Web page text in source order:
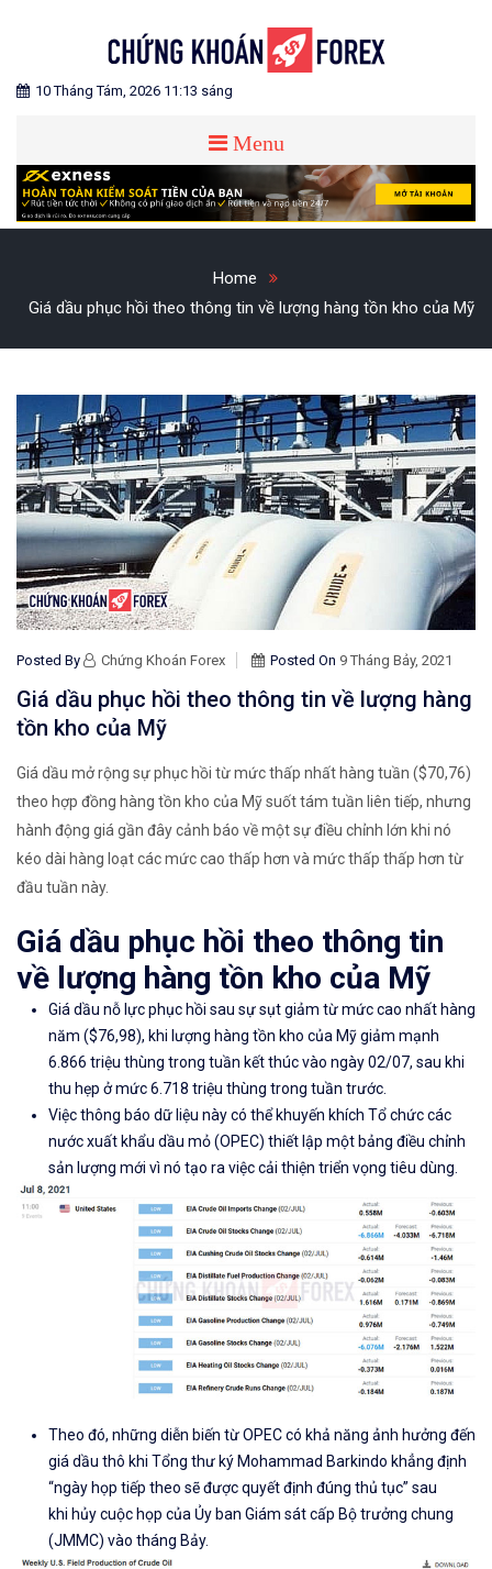
CHỨNG KHOÁN FOREX
Blog chia sẻ về Chứng Khoán và Forex
10 Tháng Tám, 2026 11:13 sáng
Menu
Home
Giá dầu phục hồi theo thông tin về lượng hàng tồn kho của Mỹ
Posted By Chứng Khoán Forex Posted On 9 Tháng Bảy, 2021
Giá dầu phục hồi theo thông tin về lượng hàng
tồn kho của Mỹ
Giá dầu mở rộng sự phục hồi từ mức thấp nhất hàng tuần ($70,76)
theo hợp đồng hàng tồn kho của Mỹ suốt tám tuần liên tiếp, nhưng
hành động giá gần đây cảnh báo về một sự điều chỉnh lớn khi nó
kéo dài hàng loạt các mức cao thấp hơn và mức thấp thấp hơn từ
đầu tuần này.
Giá dầu phục hồi theo thông tin
về lượng hàng tồn kho của Mỹ
Giá dầu nỗ lực phục hồi sau sự sụt giảm từ mức cao nhất hàng
năm ($76,98), khi lượng hàng tồn kho của Mỹ giảm mạnh
6.866 triệu thùng trong tuần kết thúc vào ngày 02/07, sau khi
thu hẹp ở mức 6.718 triệu thùng trong tuần trước.
Việc thông báo dữ liệu này có thể khuyến khích Tổ chức các
nước xuất khẩu dầu mỏ (OPEC) thiết lập một bảng điều chỉnh
sản lượng mới vì nó tạo ra việc cải thiện triển vọng tiêu dùng.
Theo đó, những diễn biến từ OPEC có khả năng ảnh hưởng đến
giá dầu thô khi Tổng thư ký Mohammad Barkindo khẳng định
“ngày họp tiếp theo sẽ được quyết định đúng thủ tục” sau
khi hủy cuộc họp của Ủy ban Giám sát cấp Bộ trưởng chung
(JMMC) vào tháng Bảy.